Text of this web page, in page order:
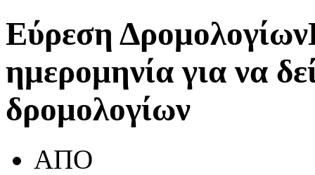
Εύρεση Δρομολογίων
ημερομηνία για να
δρομολογίων
ΑΠΟ